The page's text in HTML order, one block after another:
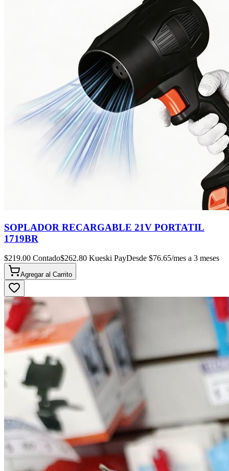
SOPLADOR RECARGABLE 21V PORTATIL
1719BR
$219.00 Contado$262.80 Kueski PayDesde $76.65/mes a 3 meses
Agregar al Carrito